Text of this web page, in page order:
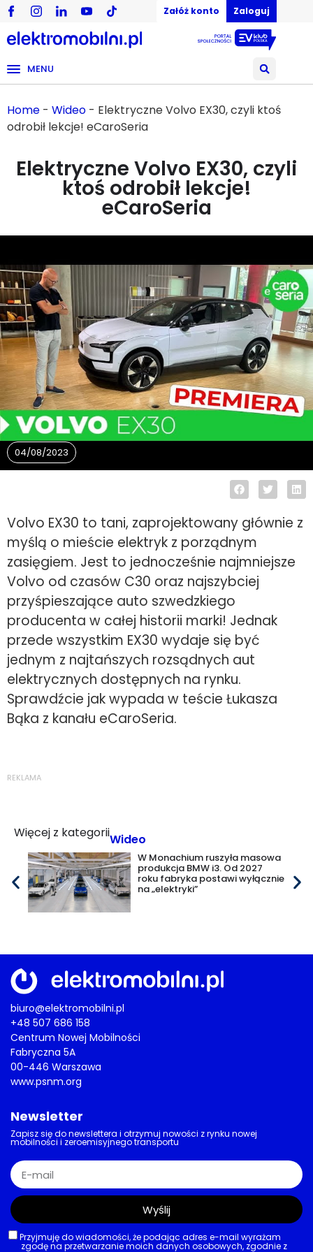
Załóż konto Zaloguj
MENU
Home - Wideo - Elektryczne Volvo EX30, czyli ktoś
odrobił lekcje! eCaroSeria
Elektryczne Volvo EX30, czyli
ktoś odrobił lekcje!
eCaroSeria
04/08/2023
Volvo EX30 to tani, zaprojektowany głównie z
myślą o mieście elektryk z porządnym
zasięgiem. Jest to jednocześnie najmniejsze
Volvo od czasów C30 oraz najszybciej
przyśpieszające auto szwedzkiego
producenta w całej historii marki! Jednak
przede wszystkim EX30 wydaje się być
jednym z najtańszych rozsądnych aut
elektrycznych dostępnych na rynku.
Sprawdźcie jak wypada w teście Łukasza
Bąka z kanału eCaroSeria.
REKLAMA
Więcej z kategoriiWideo
W Monachium ruszyła masowa
produkcja BMW i3. Od 2027
roku fabryka postawi wyłącznie
na „elektryki”
biuro@elektromobilni.pl
+48 507 686 158
Centrum Nowej Mobilności
Fabryczna 5A
00-446 Warszawa
www.psnm.org
Newsletter
Zapisz się do newslettera i otrzymuj nowości z rynku nowej
mobilności i zeroemisyjnego transportu
Przyjmuję do wiadomości, że podając adres e-mail wyrażam
zgodę na przetwarzanie moich danych osobowych, zgodnie z
Wyślij